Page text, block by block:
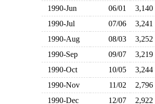
1990-Jun
06/01 3,140
1990-Jul
07/06 3,241
1990-Aug
08/03 3,252
1990-Sep
09/07 3,219
1990-Oct
10/05 3,244
1990-Nov
11/02 2,796
1990-Dec
12/07 2,922